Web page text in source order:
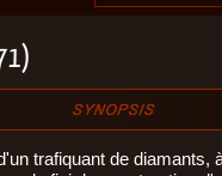
trafiquant de diamants,